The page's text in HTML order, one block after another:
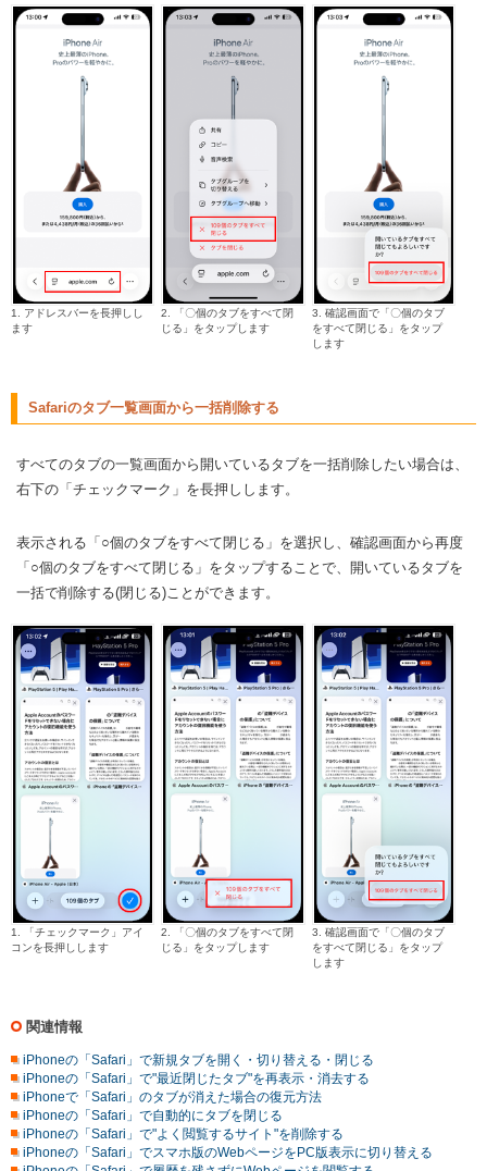
1. アドレスバーを長押しし
ます
2. 「〇個のタブをすべて閉
じる」をタップします
3. 確認画面で「〇個のタブ
をすべて閉じる」をタップ
します
Safariのタブ一覧画面から一括削除する
すべてのタブの一覧画面から開いているタブを一括削除したい場合は、
右下の「チェックマーク」を長押しします。
表示される「○個のタブをすべて閉じる」を選択し、確認画面から再度
「○個のタブをすべて閉じる」をタップすることで、開いているタブを
一括で削除する(閉じる)ことができます。
1. 「チェックマーク」アイ
コンを長押しします
2. 「〇個のタブをすべて閉
じる」をタップします
3. 確認画面で「〇個のタブ
をすべて閉じる」をタップ
します
関連情報
iPhoneの「Safari」で新規タブを開く・切り替える・閉じる
iPhoneの「Safari」で"最近閉じたタブ"を再表示・消去する
iPhoneで「Safari」のタブが消えた場合の復元方法
iPhoneの「Safari」で自動的にタブを閉じる
iPhoneの「Safari」で"よく閲覧するサイト"を削除する
iPhoneの「Safari」でスマホ版のWebページをPC版表示に切り替える